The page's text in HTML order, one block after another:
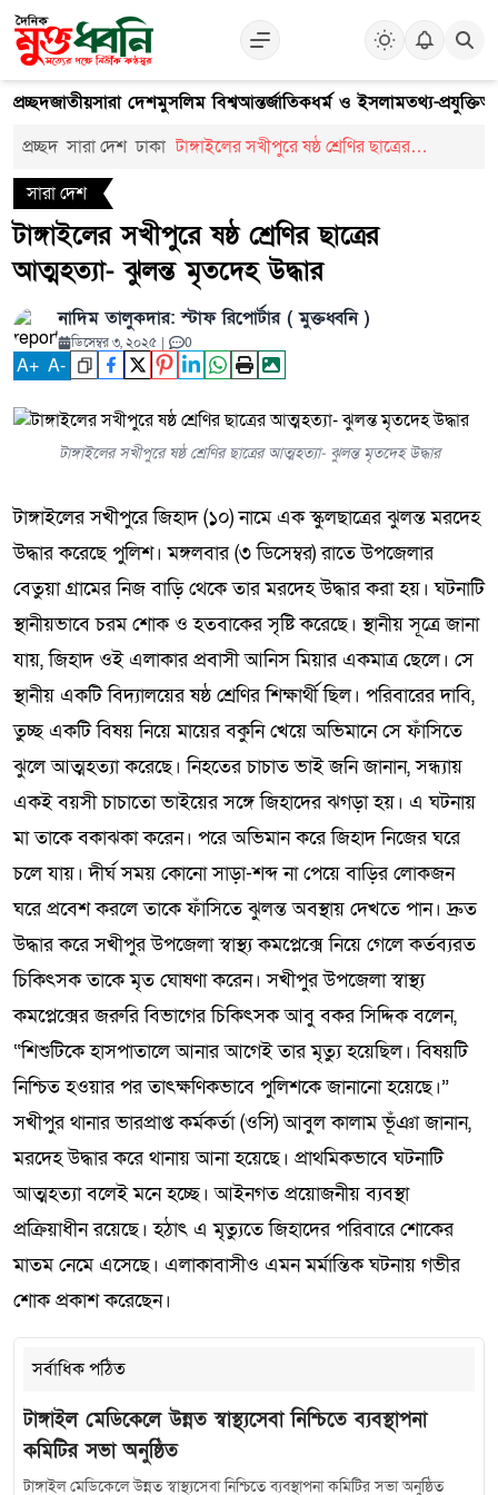
প্রচ্ছদজাতীয়সারা দেশমুসলিম বিশ্বআন্তর্জাতিকধর্ম ও ইসলামতথ্য-প্রযুক্তি
প্রচ্ছদ সারা দেশ ঢাকা টাঙ্গাইলের সখীপুরে ষষ্ঠ শ্রেণির ছাত্রের
সারা দেশ
টাঙ্গাইলের সখীপুরে ষষ্ঠ শ্রেণির ছাত্রের
আত্মহত্যা- ঝুলন্ত মৃতদেহ উদ্ধার
নাদিম তালুকদার: স্টাফ রিপোর্টার ( মুক্তধ্বনি )
ডিসেম্বর ৩, ২০২৫ | 0
A+ A-
টাঙ্গাইলের সখীপুরে ষষ্ঠ শ্রেণির ছাত্রের আত্মহত্যা- ঝুলন্ত মৃতদেহ উদ্ধার
টাঙ্গাইলের সখীপুরে জিহাদ (১০) নামে এক স্কুলছাত্রের ঝুলন্ত মরদেহ
উদ্ধার করেছে পুলিশ। মঙ্গলবার (৩ ডিসেম্বর) রাতে উপজেলার
বেতুয়া গ্রামের নিজ বাড়ি থেকে তার মরদেহ উদ্ধার করা হয়। ঘটনাটি
স্থানীয়ভাবে চরম শোক ও হতবাকের সৃষ্টি করেছে। স্থানীয় সূত্রে জানা
যায়, জিহাদ ওই এলাকার প্রবাসী আনিস মিয়ার একমাত্র ছেলে। সে
স্থানীয় একটি বিদ্যালয়ের ষষ্ঠ শ্রেণির শিক্ষার্থী ছিল। পরিবারের দাবি,
তুচ্ছ একটি বিষয় নিয়ে মায়ের বকুনি খেয়ে অভিমানে সে ফাঁসিতে
ঝুলে আত্মহত্যা করেছে। নিহতের চাচাত ভাই জনি জানান, সন্ধ্যায়
একই বয়সী চাচাতো ভাইয়ের সঙ্গে জিহাদের ঝগড়া হয়। এ ঘটনায়
মা তাকে বকাঝকা করেন। পরে অভিমান করে জিহাদ নিজের ঘরে
চলে যায়। দীর্ঘ সময় কোনো সাড়া-শব্দ না পেয়ে বাড়ির লোকজন
ঘরে প্রবেশ করলে তাকে ফাঁসিতে ঝুলন্ত অবস্থায় দেখতে পান। দ্রুত
উদ্ধার করে সখীপুর উপজেলা স্বাস্থ্য কমপ্লেক্সে নিয়ে গেলে কর্তব্যরত
চিকিৎসক তাকে মৃত ঘোষণা করেন। সখীপুর উপজেলা স্বাস্থ্য
কমপ্লেক্সের জরুরি বিভাগের চিকিৎসক আবু বকর সিদ্দিক বলেন,
“শিশুটিকে হাসপাতালে আনার আগেই তার মৃত্যু হয়েছিল। বিষয়টি
নিশ্চিত হওয়ার পর তাৎক্ষণিকভাবে পুলিশকে জানানো হয়েছে।”
সখীপুর থানার ভারপ্রাপ্ত কর্মকর্তা (ওসি) আবুল কালাম ভূঁঞা জানান,
মরদেহ উদ্ধার করে থানায় আনা হয়েছে। প্রাথমিকভাবে ঘটনাটি
আত্মহত্যা বলেই মনে হচ্ছে। আইনগত প্রয়োজনীয় ব্যবস্থা
প্রক্রিয়াধীন রয়েছে। হঠাৎ এ মৃত্যুতে জিহাদের পরিবারে শোকের
মাতম নেমে এসেছে। এলাকাবাসীও এমন মর্মান্তিক ঘটনায় গভীর
শোক প্রকাশ করেছেন।
সর্বাধিক পঠিত
টাঙ্গাইল মেডিকেলে উন্নত স্বাস্থ্যসেবা নিশ্চিতে ব্যবস্থাপনা
কমিটির সভা অনুষ্ঠিত
টাঙ্গাইল মেডিকেলে উন্নত স্বাস্থ্যসেবা নিশ্চিতে ব্যবস্থাপনা কমিটির সভা অনুষ্ঠিত